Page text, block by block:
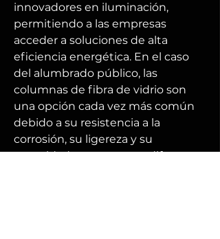
innovadores en iluminación,
permitiendo a las empresas
acceder a soluciones de alta
eficiencia energética. En el caso
del alumbrado público, las
columnas de fibra de vidrio son
una opción cada vez más común
debido a su resistencia a la
corrosión, su ligereza y su
capacidad para soportar diferentes